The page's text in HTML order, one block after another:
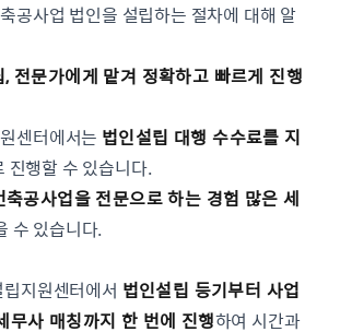
공사업 법인을 설립하는 절차에 대해 알
전문가에게 맡겨 정확하고 빠르게 진행
센터에서는 법인설립 대행 수수료를 지
진행할 수 있습니다.
축공사업을 전문으로 하는 경험 많은 세
수 있습니다.
지원센터에서 법인설립 등기부터 사업
무사 매칭까지 한 번에 진행하여 시간과